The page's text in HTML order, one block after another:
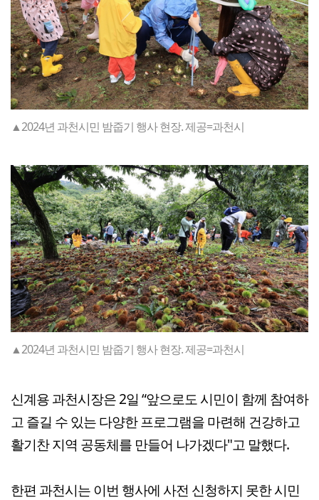
▲2024년 과천시민 밤줍기 행사 현장. 제공=과천시
▲2024년 과천시민 밤줍기 행사 현장. 제공=과천시
신계용 과천시장은 2일 “앞으로도 시민이 함께 참여하
고 즐길 수 있는 다양한 프로그램을 마련해 건강하고
활기찬 지역 공동체를 만들어 나가겠다"고 말했다.
한편 과천시는 이번 행사에 사전 신청하지 못한 시민